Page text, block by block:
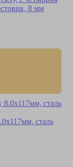
8 мм
сталь